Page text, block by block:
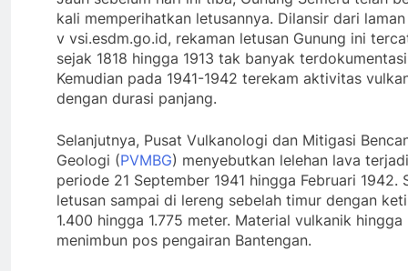
kali memperihatkan letusannya. Dilansir dari laman
v vsi.esdm.go.id, rekaman letusan Gunung ini
sejak 1818 hingga 1913 tak banyak
Kemudian pada 1941-1942 terekam aktivitas
dengan durasi panjang.
Selanjutnya, Pusat Vulkanologi dan Mitigasi
Geologi (PVMBG) menyebutkan lelehan lava
periode 21 September 1941 hingga Februari 1942.
letusan sampai di lereng sebelah timur dengan
1.400 hingga 1.775 meter. Material vulkanik hingga
menimbun pos pengairan Bantengan.